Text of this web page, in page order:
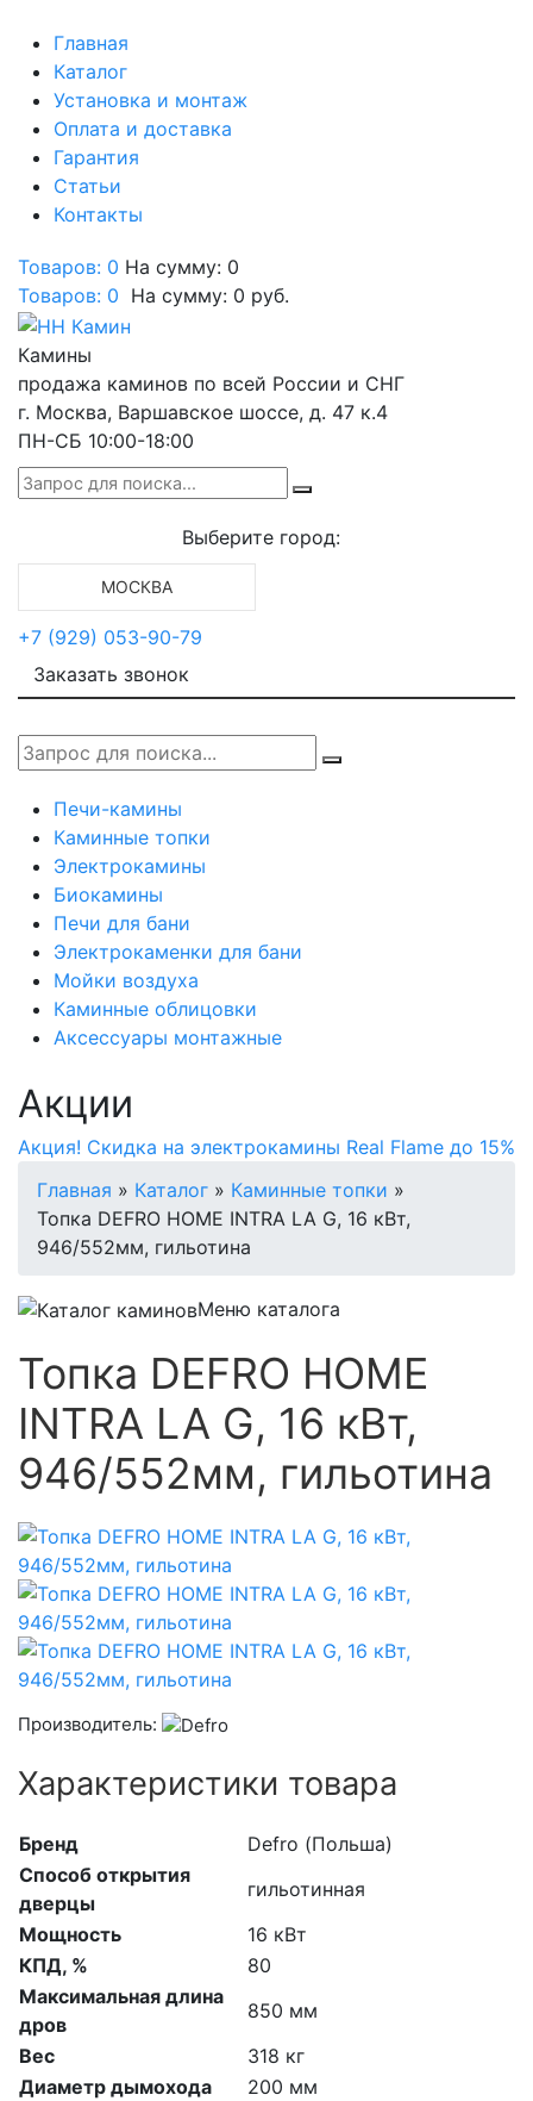
Главная
Каталог
Установка и монтаж
Оплата и доставка
Гарантия
Статьи
Контакты
Товаров: 0 На сумму: 0
Товаров: 0 На сумму: 0 руб.
Камины
продажа каминов по всей России и СНГ
г. Москва, Варшавское шоссе, д. 47 к.4
ПН-СБ 10:00-18:00
Выберите город:
МОСКВА
+7 (929) 053-90-79
Заказать звонок
Печи-камины
Каминные топки
Электрокамины
Биокамины
Печи для бани
Электрокаменки для бани
Мойки воздуха
Каминные облицовки
Аксессуары монтажные
Акции
Акция! Скидка на электрокамины Real Flame до 15%
Главная » Каталог » Каминные топки »
Топка DEFRO HOME INTRA LA G, 16 кВт,
946/552мм, гильотина
Меню каталога
Топка DEFRO HOME
INTRA LA G, 16 кВт,
946/552мм, гильотина
Производитель:
Характеристики товара
Бренд
Defro (Польша)
Способ открытия
дверцы
гильотинная
Мощность
16 кВт
КПД, %
80
Максимальная длина
дров
850 мм
Вес
318 кг
Диаметр дымохода
200 мм